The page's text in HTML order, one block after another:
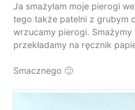
Ja smażyłam moje pierogi
tego także patelni z grubym
wrzucamy pierogi.
przekładamy na ręcznik
Smacznego 🙂